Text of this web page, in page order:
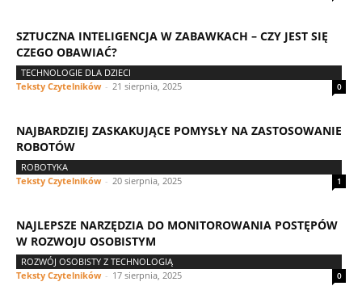
SZTUCZNA INTELIGENCJA W ZABAWKACH – CZY JEST SIĘ
CZEGO OBAWIAĆ?
TECHNOLOGIE DLA DZIECI
Teksty Czytelników - 21 sierpnia, 2025 0
NAJBARDZIEJ ZASKAKUJĄCE POMYSŁY NA ZASTOSOWANIE
ROBOTÓW
ROBOTYKA
Teksty Czytelników - 20 sierpnia, 2025 1
NAJLEPSZE NARZĘDZIA DO MONITOROWANIA POSTĘPÓW
W ROZWOJU OSOBISTYM
ROZWÓJ OSOBISTY Z TECHNOLOGIĄ
Teksty Czytelników - 17 sierpnia, 2025 0